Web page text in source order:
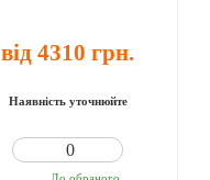
від 4310 грн.
Наявність уточнюйте